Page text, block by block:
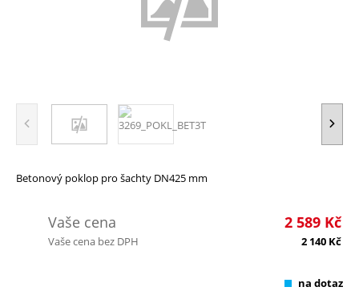
Betonový poklop pro šachty DN425 mm
Vaše cena 2 589 Kč
Vaše cena bez DPH 2 140 Kč
na dotaz